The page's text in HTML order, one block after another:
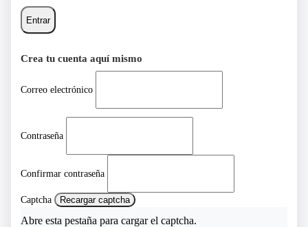
Entrar
Crea tu cuenta aquí mismo
Correo electrónico
Contraseña
Confirmar contraseña
Captcha Recargar captcha
Abre esta pestaña para cargar el captcha.